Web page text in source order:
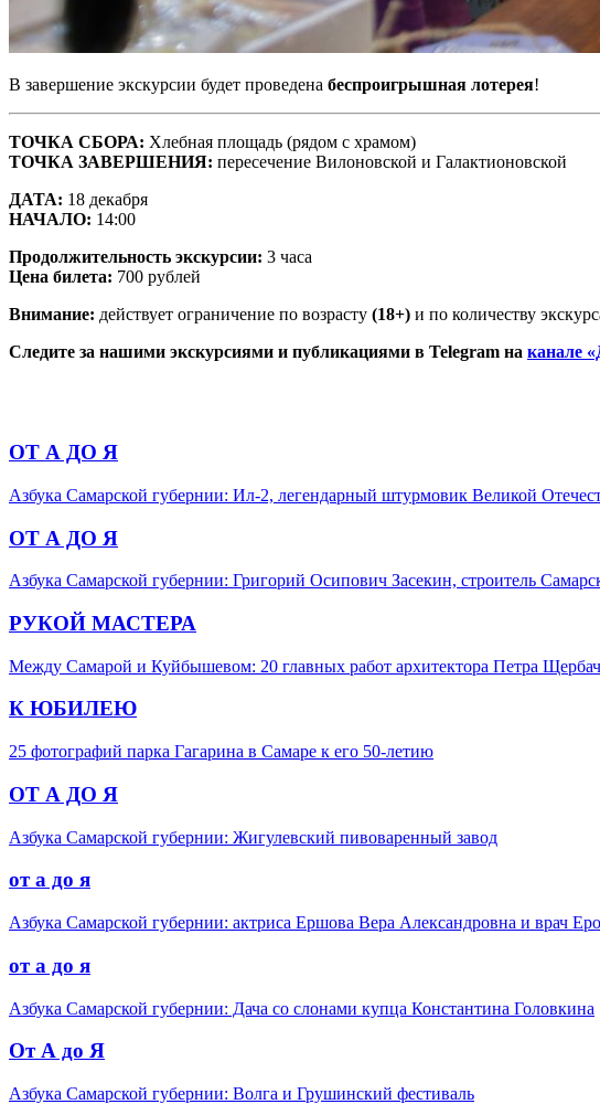
В завершение экскурсии будет проведена беспроигрышная лотерея!
ТОЧКА СБОРА: Хлебная площадь (рядом с храмом)
ТОЧКА ЗАВЕРШЕНИЯ: пересечение Вилоновской и Галактионовской
ДАТА: 18 декабря
НАЧАЛО: 14:00
Продолжительность экскурсии: 3 часа
Цена билета: 700 рублей
Внимание: действует ограничение по возрасту (18+) и по количеству
Следите за нашими экскурсиями и публикациями в Telegram на канале
ОТ А ДО Я
Азбука Самарской губернии: Ил-2, легендарный штурмовик Великой
ОТ А ДО Я
Азбука Самарской губернии: Григорий Осипович Засекин, строитель
РУКОЙ МАСТЕРА
Между Самарой и Куйбышевом: 20 главных работ архитектора Петра
К ЮБИЛЕЮ
25 фотографий парка Гагарина в Самаре к его 50-летию
ОТ А ДО Я
Азбука Самарской губернии: Жигулевский пивоваренный завод
от а до я
Азбука Самарской губернии: актриса Ершова Вера Александровна и врач
от а до я
Азбука Самарской губернии: Дача со слонами купца Константина Головкина
От А до Я
Азбука Самарской губернии: Волга и Грушинский фестиваль